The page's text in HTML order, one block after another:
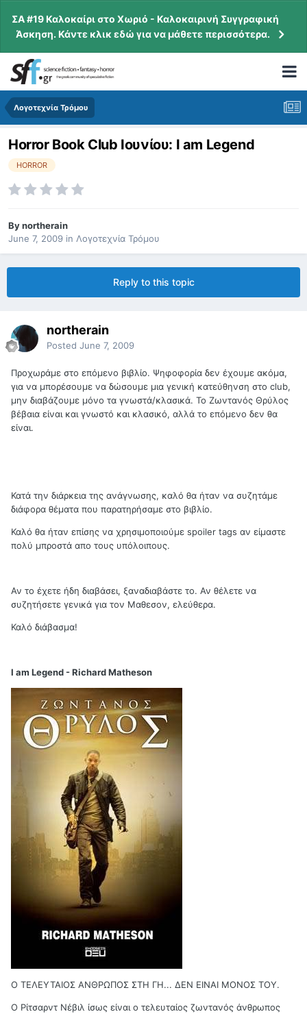
ΣΑ #19 Καλοκαίρι στο Χωριό - Καλοκαιρινή Συγγραφική
Άσκηση. Κάντε κλικ εδώ για να μάθετε περισσότερα.
Λογοτεχνία Τρόμου
Horror Book Club Ιουνίoυ: I am Legend
HORROR
Bynortherain
June 7, 2009 in Λογοτεχνία Τρόμου
Reply to this topic
northerain
Posted June 7, 2009
Προχωράμε στο επόμενο βιβλίο. Ψηφοφορία δεν έχουμε ακόμα,
για να μπορέσουμε να δώσουμε μια γενική κατεύθηνση στο club,
μην διαβάζουμε μόνο τα γνωστά/κλασικά. Το Ζωντανός Θρύλος
βέβαια είναι και γνωστό και κλασικό, αλλά το επόμενο δεν θα
είναι.
Κατά την διάρκεια της ανάγνωσης, καλό θα ήταν να συζητάμε
διάφορα θέματα που παρατηρήσαμε στο βιβλίο.
Καλό θα ήταν επίσης να χρησιμοποιούμε spoiler tags αν είμαστε
πολύ μπροστά απο τους υπόλοιπους.
Αν το έχετε ήδη διαβάσει, ξαναδιαβάστε το. Αν θέλετε να
συζητήσετε γενικά για τον Μαθεσον, ελεύθερα.
Καλό διάβασμα!
I am Legend - Richard Matheson
Ο ΤΕΛΕΥΤΑΙΟΣ ΑΝΘΡΩΠΟΣ ΣΤΗ ΓΗ... ΔΕΝ ΕΙΝΑΙ ΜΟΝΟΣ ΤΟΥ.
O Pίτσαρντ Nέβιλ ίσως είναι ο τελευταίος ζωντανός άνθρωπος